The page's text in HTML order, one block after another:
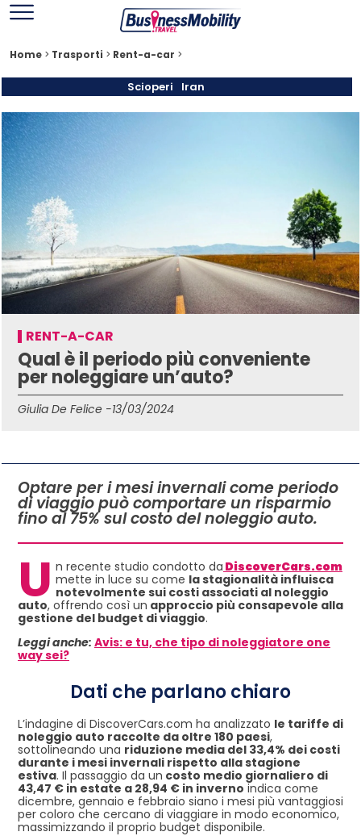
Home > Trasporti > Rent-a-car >
Scioperi Iran
RENT-A-CAR
Qual è il periodo più conveniente
per noleggiare un’auto?
Giulia De Felice -13/03/2024
Optare per i mesi invernali come periodo
di viaggio può comportare un risparmio
fino al 75% sul costo del noleggio auto.
U n recente studio condotto da DiscoverCars.com
mette in luce su come la stagionalità influisca
notevolmente sui costi associati al noleggio
auto, offrendo così un approccio più consapevole alla
gestione del budget di viaggio.
Leggi anche: Avis: e tu, che tipo di noleggiatore one
way sei?
Dati che parlano chiaro
L’indagine di DiscoverCars.com ha analizzato le tariffe di
noleggio auto raccolte da oltre 180 paesi,
sottolineando una riduzione media del 33,4% dei costi
durante i mesi invernali rispetto alla stagione
estiva. Il passaggio da un costo medio giornaliero di
43,47 € in estate a 28,94 € in inverno indica come
dicembre, gennaio e febbraio siano i mesi più vantaggiosi
per coloro che cercano di viaggiare in modo economico,
massimizzando il proprio budget disponibile.